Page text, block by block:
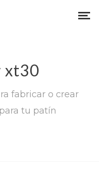
xt30
fabricar o crear
tu patín